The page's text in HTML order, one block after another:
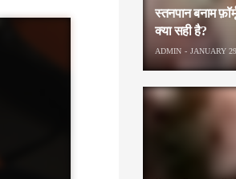
स्तनपान बनाम
क्या सही है?
ADMIN JANUARY